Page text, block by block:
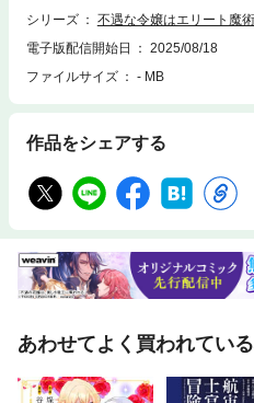
シリーズ
不遇な令嬢はエリート魔
電子版配信開始日
2025/08/18
ファイルサイズ
- MB
作品をシェアする
あわせてよく買われてい